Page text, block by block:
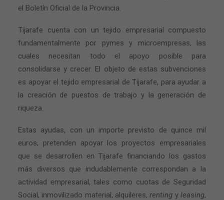
el Boletín Oficial de la Provincia.
Tijarafe cuenta con un tejido empresarial compuesto
fundamentalmente por pymes y microempresas, las
cuales necesitan todo el apoyo posible para
consolidarse y crecer. El objeto de estas subvenciones
es apoyar el tejido empresarial de Tijarafe, para ayudar a
la creación de puestos de trabajo y la generación de
riqueza.
Estas ayudas, con un importe previsto de quince mil
euros, pretenden apoyar los proyectos empresariales
que se desarrollen en Tijarafe financiando los gastos
más diversos que indudablemente correspondan a la
actividad empresarial, tales como cuotas de Seguridad
Social, inmovilizado material, alquileres,renting yleasing,